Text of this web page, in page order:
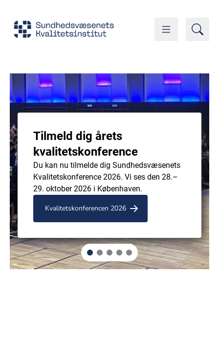
Tilmeld dig årets
kvalitetskonference
Du kan nu tilmelde dig Sundhedsvæsenets
Kvalitetskonference 2026. Vi ses den 28.–
29. oktober 2026 i Københaven.
Kvalitetskonferencen 2026